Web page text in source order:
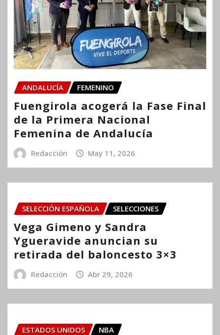
ANDALUCÍA FEMENINO
Fuengirola acogerá la Fase Final
de la Primera Nacional
Femenina de Andalucía
Redacción May 11, 2026
SELECCIÓN ESPAÑOLA SELECCIONES
Vega Gimeno y Sandra
Ygueravide anuncian su
retirada del baloncesto 3×3
Redacción Abr 29, 2026
ESTADOS UNIDOS NBA